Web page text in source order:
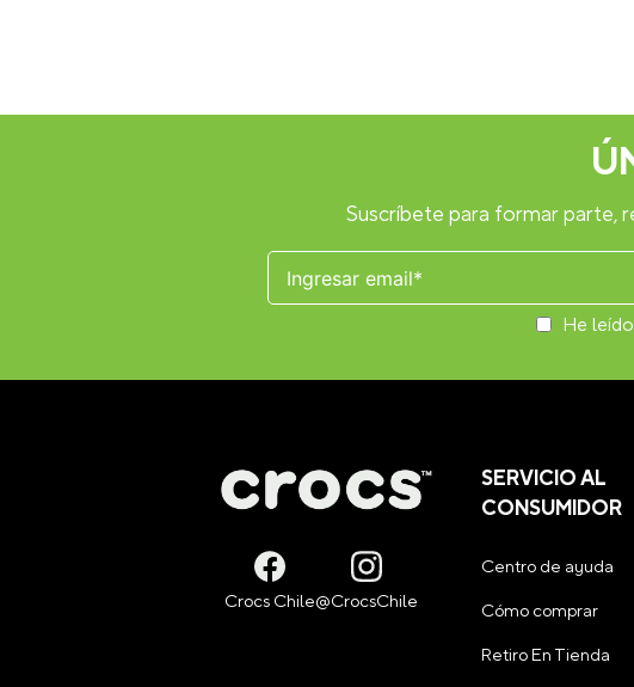
Suscríbete para formar parte,
He
SERVICIO AL
CONSUMIDOR
Centro de ayuda
Cómo comprar
Retiro En Tienda